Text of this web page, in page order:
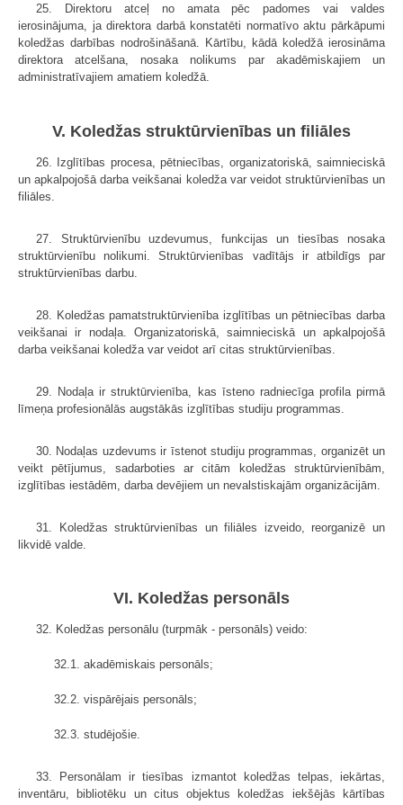
25. Direktoru atceļ no amata pēc padomes vai valdes
ierosinājuma, ja direktora darbā konstatēti normatīvo aktu pārkāpumi
koledžas darbības nodrošināšanā. Kārtību, kādā koledžā ierosināma
direktora atcelšana, nosaka nolikums par akadēmiskajiem un
administratīvajiem amatiem koledžā.
V. Koledžas struktūrvienības un filiāles
26. Izglītības procesa, pētniecības, organizatoriskā, saimnieciskā
un apkalpojošā darba veikšanai koledža var veidot struktūrvienības un
filiāles.
27. Struktūrvienību uzdevumus, funkcijas un tiesības nosaka
struktūr­vienību nolikumi. Struktūrvienības vadītājs ir atbildīgs par
struktūrvienības darbu.
28. Koledžas pamatstruktūrvienība izglītības un pētniecības darba
veikšanai ir nodaļa. Organizatoriskā, saimnieciskā un apkalpojošā
darba veik­šanai koledža var veidot arī citas struktūrvienības.
29. Nodaļa ir struktūrvienība, kas īsteno radniecīga profila pirmā
līmeņa profesionālās augstākās izglītības studiju programmas.
30. Nodaļas uzdevums ir īstenot studiju programmas, organizēt un
veikt pētījumus, sadarboties ar citām koledžas struktūrvienībām,
izglītības iestādēm, darba devējiem un nevalstiskajām organizācijām.
31. Koledžas struktūrvienības un filiāles izveido, reorganizē un
likvidē valde.
VI. Koledžas personāls
32. Koledžas personālu (turpmāk - personāls) veido:
32.1. akadēmiskais personāls;
32.2. vispārējais personāls;
32.3. studējošie.
33. Personālam ir tiesības izmantot koledžas telpas, iekārtas,
inventāru, bibliotēku un citus objektus koledžas iekšējās kārtības